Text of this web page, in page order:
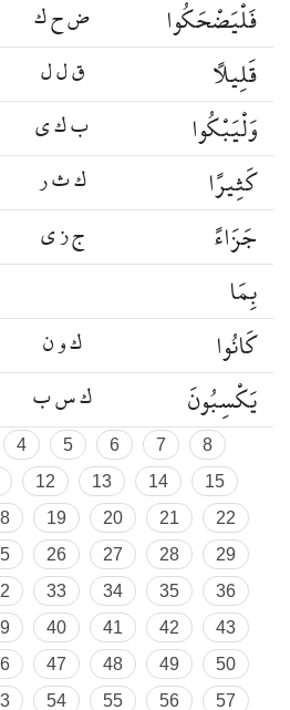
ض ح ك فَلْيَضْحَكُوا
ق ل ل قَلِيلًا
ب ك ي وَلْيَبْكُوا
ك ث ر كَثِيرًا
ج ز ي جَزَاءً
بِمَا
ك و ن كَانُوا
ك س ب يَكْسِبُونَ
4 5 6 7
8
12 13 14
15
19 20 21
22
26 27 28
29
33 34 35
36
40 41 42
43
47 48 49
50
54 55 56
57